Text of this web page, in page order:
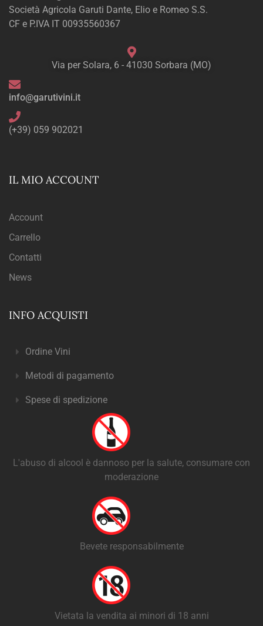
Società Agricola Garuti Dante, Elio e Romeo S.S.
CF e P.IVA IT 00935560367
Via per Solara, 6 - 41030 Sorbara (MO)
info@garutivini.it
(+39) 059 902021
IL MIO ACCOUNT
Account
Carrello
Contatti
News
INFO ACQUISTI
Ordine Vini
Metodi di pagamento
Spese di spedizione
L'abuso di alcool è dannoso per la salute, consumare con
moderazione
Bevete responsabilmente
Vietata la vendita ai minori di 18 anni